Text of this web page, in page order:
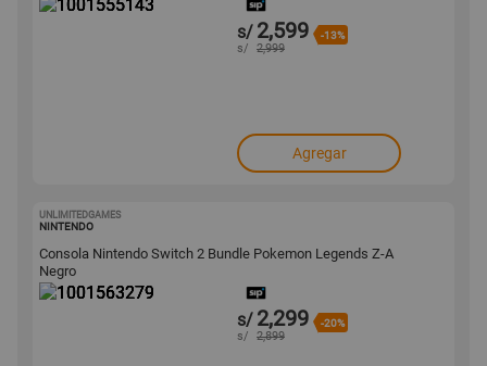
s/ 2,599 -13%
s/ 2,999
Agregar
UNLIMITEDGAMES
NINTENDO
Consola Nintendo Switch 2 Bundle Pokemon Legends Z-A
Negro
s/ 2,299 -20%
s/ 2,899